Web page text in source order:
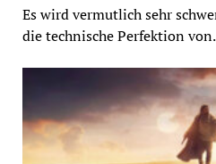
Es wird vermutlich sehr
die technische Perfektion